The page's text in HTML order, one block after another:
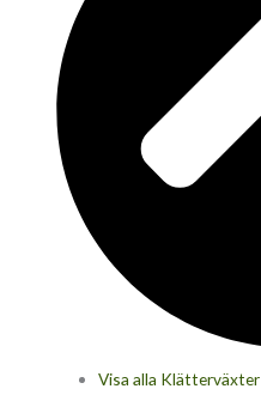
Visa alla Klätterväxter